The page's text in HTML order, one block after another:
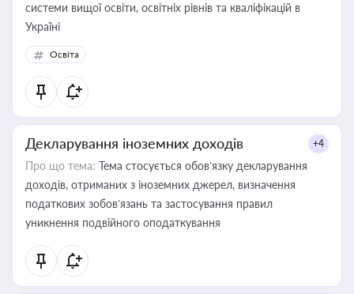
системи вищої освіти, освітніх рівнів та кваліфікацій в
Україні
Освіта
Декларування іноземних доходів +4
Про що тема: Тема стосується обов’язку декларування
доходів, отриманих з іноземних джерел, визначення
податкових зобов’язань та застосування правил
уникнення подвійного оподаткування